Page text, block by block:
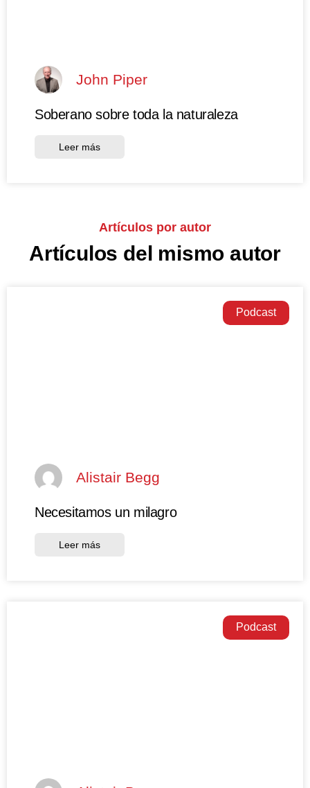
John Piper
Soberano sobre toda la naturaleza
Leer más
Artículos por autor
Artículos del mismo autor
Podcast
Alistair Begg
Necesitamos un milagro
Leer más
Podcast